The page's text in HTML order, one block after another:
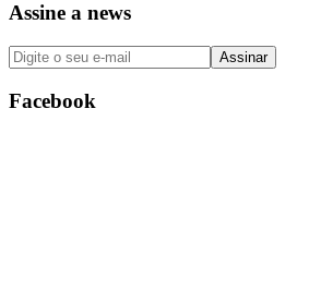
Assine a news
Facebook